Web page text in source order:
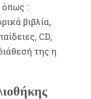
όπως :
βιβλία,
CD,
της η